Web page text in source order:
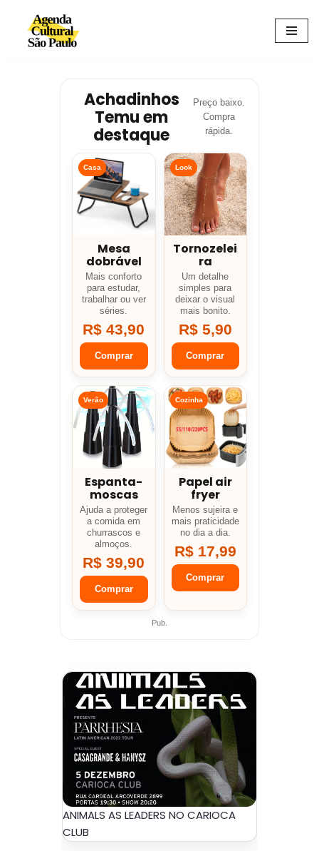
Avançar
Achadinhos
Temu em
destaque
Preço baixo.
Compra
rápida.
Casa
Mesa
dobrável
Mais conforto
para estudar,
trabalhar ou ver
séries.
R$ 43,90
Comprar
Look
Tornozelei
ra
Um detalhe
simples para
deixar o visual
mais bonito.
R$ 5,90
Comprar
Verão
Espanta-
moscas
Ajuda a proteger
a comida em
churrascos e
almoços.
R$ 39,90
Comprar
Cozinha
Papel air
fryer
Menos sujeira e
mais praticidade
no dia a dia.
R$ 17,99
Comprar
Pub.
ANIMALS AS LEADERS NO CARIOCA
CLUB